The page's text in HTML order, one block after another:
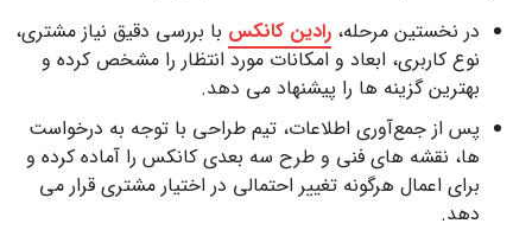
در نخستین مرحله، رادین کانکس با بررسی دقیق نیاز مشتری،
نوع کاربری، ابعاد و امکانات مورد انتظار را مشخص کرده و
بهترین گزینه‌ ها را پیشنهاد می دهد.
پس از جمع‌آوری اطلاعات، تیم طراحی با توجه به درخواست‌
ها، نقشه‌ های فنی و طرح سه‌ بعدی کانکس را آماده کرده و
برای اعمال هرگونه تغییر احتمالی در اختیار مشتری قرار می‌
دهد.